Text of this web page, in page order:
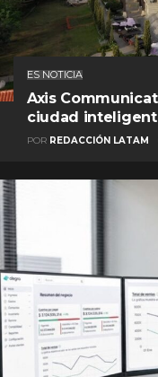
ES NOTICIA
Axis
ciudad
POR REDACCIÓN LATAM